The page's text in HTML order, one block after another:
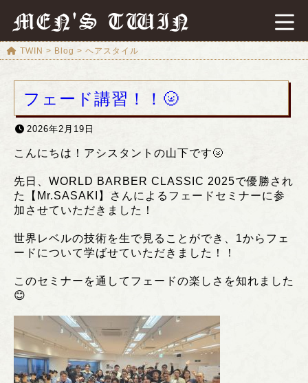
MEN'S TWIN
TWIN > Blog > ヘアスタイル
フェード講習！！🌝
2026年2月19日
こんにちは！アシスタントの山下です🌝
先日、WORLD BARBER CLASSIC 2025で優勝され
た【Mr.SASAKI】さんによるフェードセミナーに参
加させていただきました！
世界レベルの技術を生で見ることができ、1からフェ
ードについて学ばせていただきました！！
このセミナーを通してフェードの楽しさを知れました
😊